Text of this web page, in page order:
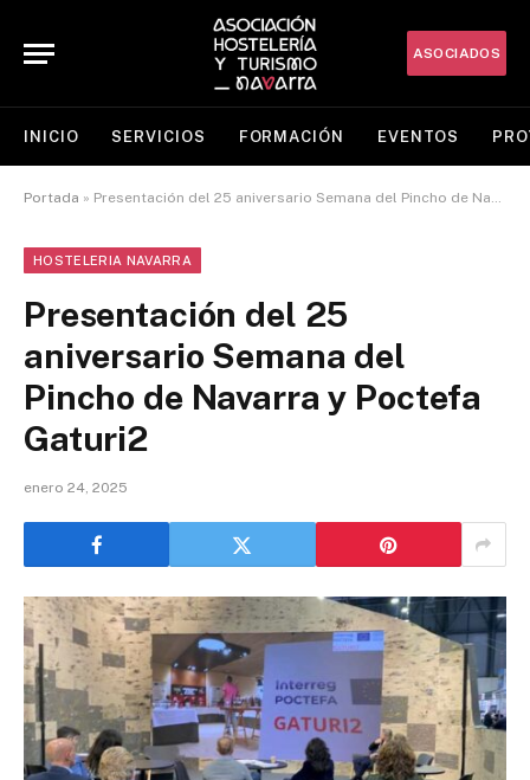
ASOCIADOS
INICIO SERVICIOS FORMACIÓN EVENTOS
Portada » Presentación del 25 aniversario Semana del Pincho de Navarra y Poctefa Gaturi2
HOSTELERIA NAVARRA
Presentación del 25
aniversario Semana del
Pincho de Navarra y Poctefa
Gaturi2
enero 24, 2025